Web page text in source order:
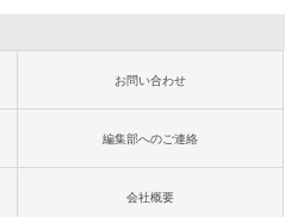
お問い合わせ
編集部へのご連絡
会社概要